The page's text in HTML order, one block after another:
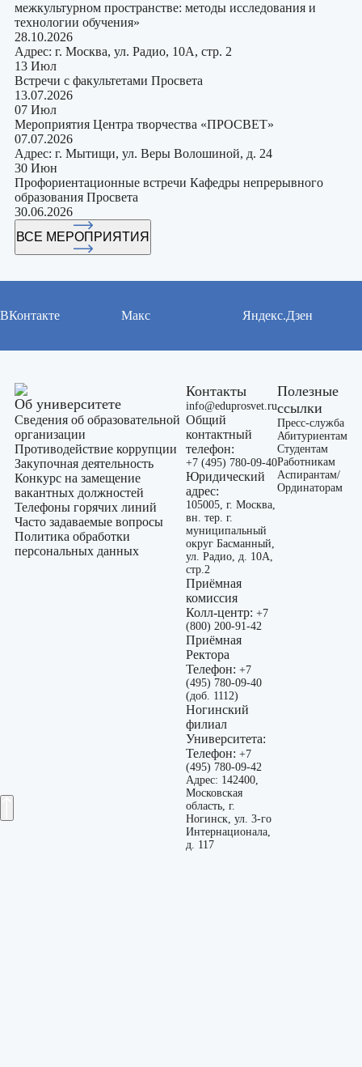
межкультурном пространстве: методы исследования и
технологии обучения»
28.10.2026
Адрес: г. Москва, ул. Радио, 10А, стр. 2
13 Июл
Встречи с факультетами Просвета
13.07.2026
07 Июл
Мероприятия Центра творчества «ПРОСВЕТ»
07.07.2026
Адрес: г. Мытищи, ул. Веры Волошиной, д. 24
30 Июн
Профориентационные встречи Кафедры непрерывного
образования Просвета
30.06.2026
ВСЕ МЕРОПРИЯТИЯ
ВКонтакте Макс Яндекс.Дзен
Об университете
Сведения об образовательной
организации
Противодействие коррупции
Закупочная деятельность
Конкурс на замещение
вакантных должностей
Телефоны горячих линий
Часто задаваемые вопросы
Политика обработки
персональных данных
Контакты
info@eduprosvet.ru
Общий
контактный
телефон:
+7 (495) 780-09-40
Юридический
адрес:
105005, г. Москва,
вн. тер. г.
муниципальный
округ Басманный,
ул. Радио, д. 10А,
стр.2
Приёмная
комиссия
Колл-центр: +7
(800) 200-91-42
Приёмная
Ректора
Телефон: +7
(495) 780-09-40
(доб. 1112)
Ногинский
филиал
Университета:
Телефон: +7
(495) 780-09-42
Адрес: 142400,
Московская
область, г.
Ногинск, ул. 3-го
Интернационала,
д. 117
Полезные
ссылки
Пресс-служба
Абитуриентам
Студентам
Работникам
Аспирантам/
Ординаторам